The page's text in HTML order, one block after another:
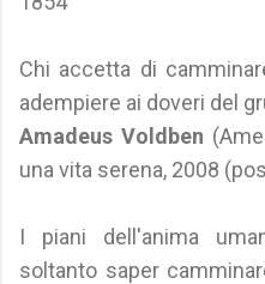
Chi accetta di
adempiere ai doveri del
Amadeus Voldben
una vita serena, 2008
I piani dell'anima
soltanto saper